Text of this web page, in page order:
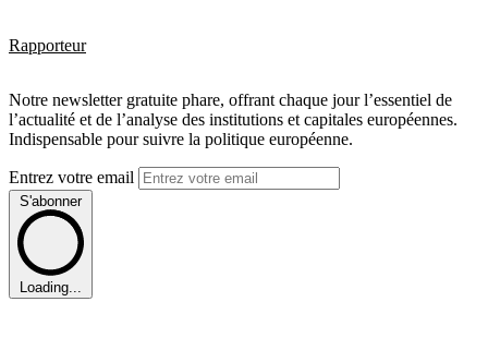
Rapporteur
Notre newsletter gratuite phare, offrant chaque jour l’essentiel de
l’actualité et de l’analyse des institutions et capitales européennes.
Indispensable pour suivre la politique européenne.
Entrez votre email
S'abonner
Loading...